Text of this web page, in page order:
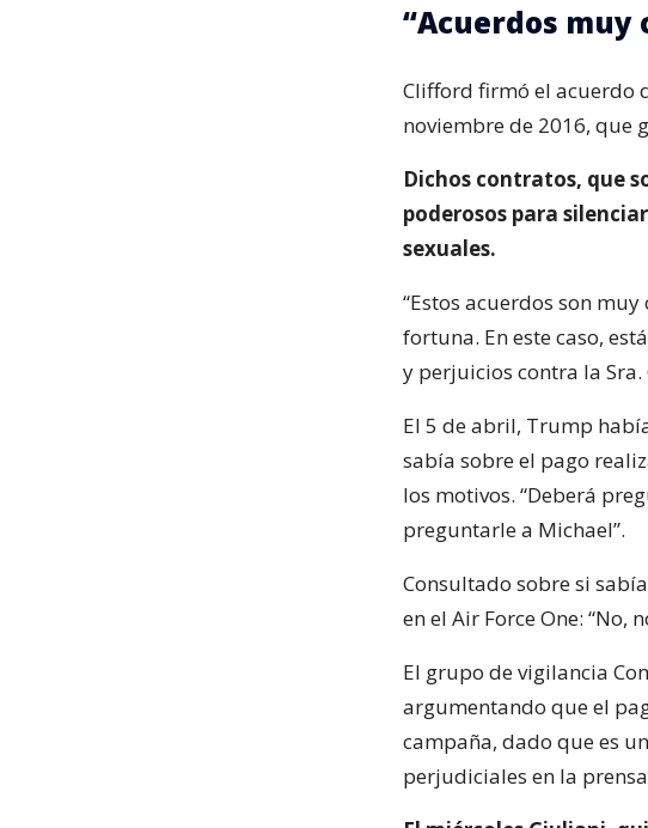
“Acuerdos muy
Clifford firmó el acuerdo
noviembre de 2016, que
Dichos contratos, que
poderosos para
sexuales.
“Estos acuerdos son
fortuna. En este caso,
y perjuicios contra la
El 5 de abril, Trump
sabía sobre el pago
los motivos. “Deberá
preguntarle a Michael”.
Consultado sobre si
en el Air Force One: “No,
El grupo de vigilancia
argumentando que el
campaña, dado que es
perjudiciales en la